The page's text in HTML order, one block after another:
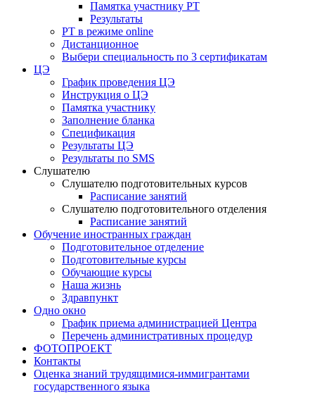
Памятка участнику РТ
Результаты
РТ в режиме online
Дистанционное
Выбери специальность по 3 сертификатам
ЦЭ
График проведения ЦЭ
Инструкция о ЦЭ
Памятка участнику
Заполнение бланка
Спецификация
Результаты ЦЭ
Результаты по SMS
Слушателю
Слушателю подготовительных курсов
Расписание занятий
Слушателю подготовительного отделения
Расписание занятий
Обучение иностранных граждан
Подготовительное отделение
Подготовительные курсы
Обучающие курсы
Наша жизнь
Здравпункт
Одно окно
График приема администрацией Центра
Перечень административных процедур
ФОТОПРОЕКТ
Контакты
Оценка знаний трудящимися-иммигрантами
государственного языка